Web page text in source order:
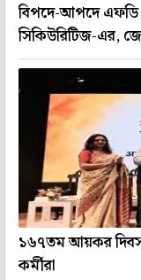
বিপদে-আপদে এফডি
সিকিউরিটিজ-এর,
১৬৭তম আয়কর দিবস
কর্মীরা